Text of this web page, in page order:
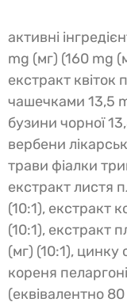
активні
mg (мг) (160 mg
екстракт квіток
чашечками 13,5
бузини чорної
вербени
трави фіалки
екстракт листя
(10:1), екстракт
(10:1), екстракт
(мг) (10:1), цинку
кореня
(еквівалентно